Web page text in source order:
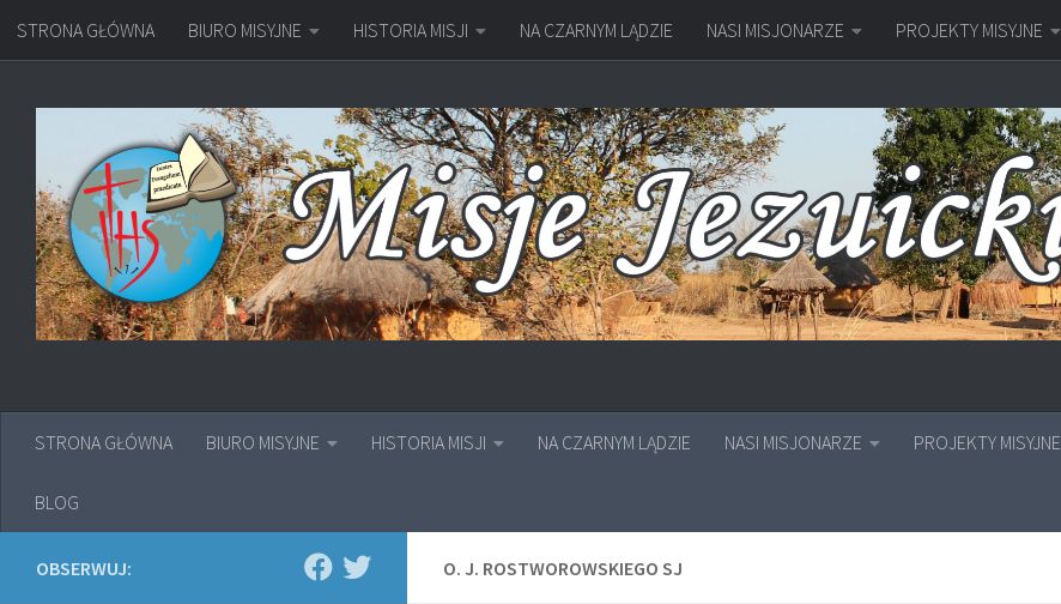
Przejdź do treści
STRONA GŁÓWNA BIURO MISYJNE HISTORIA MISJI NA CZARNYM LĄDZIE NASI MISJONARZE PROJEKTY MISYJNE
STRONA GŁÓWNA BIURO MISYJNE HISTORIA MISJI NA CZARNYM LĄDZIE NASI MISJONARZE PROJEKTY MISYJNE
BLOG
O. J. ROSTWOROWSKIEGO SJ
OBSERWUJ: